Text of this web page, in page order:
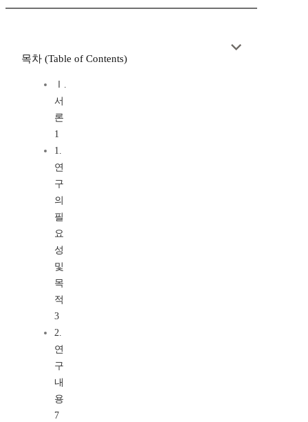
목차 (Table of Contents)
Ⅰ.
서
론
1
1.
연
구
의
필
요
성
및
목
적
3
2.
연
구
내
용
7